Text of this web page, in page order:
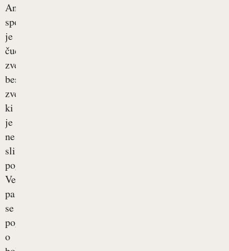
Ankilozirajoči
spondilitis
je
čudno
zveneča
besedna
zveza,
ki
je
ne
slišimo
pogosto.
Velikokrat
pa
se
pogovarjamo
o